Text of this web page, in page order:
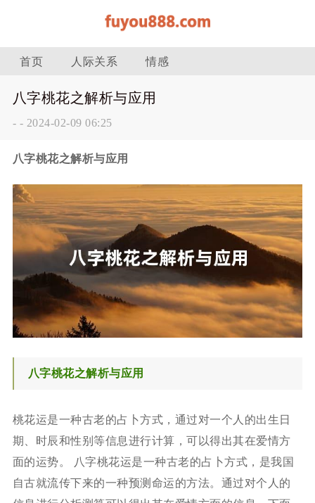
首页 人际关系 情感
八字桃花之解析与应用
- - 2024-02-09 06:25
八字桃花之解析与应用
八字桃花之解析与应用
桃花运是一种古老的占卜方式，通过对一个人的出生日
期、时辰和性别等信息进行计算，可以得出其在爱情方
面的运势。 八字桃花运是一种古老的占卜方式，是我国
自古就流传下来的一种预测命运的方法。通过对个人的